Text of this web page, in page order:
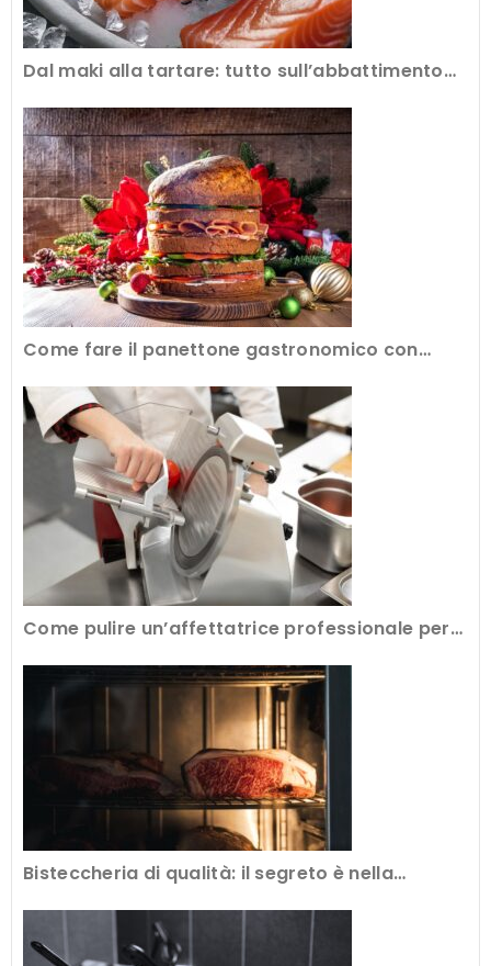
Dal maki alla tartare: tutto sull’abbattimento
Come fare il panettone gastronomico con
Come pulire un’affettatrice professionale per
Bisteccheria di qualità: il segreto è nella